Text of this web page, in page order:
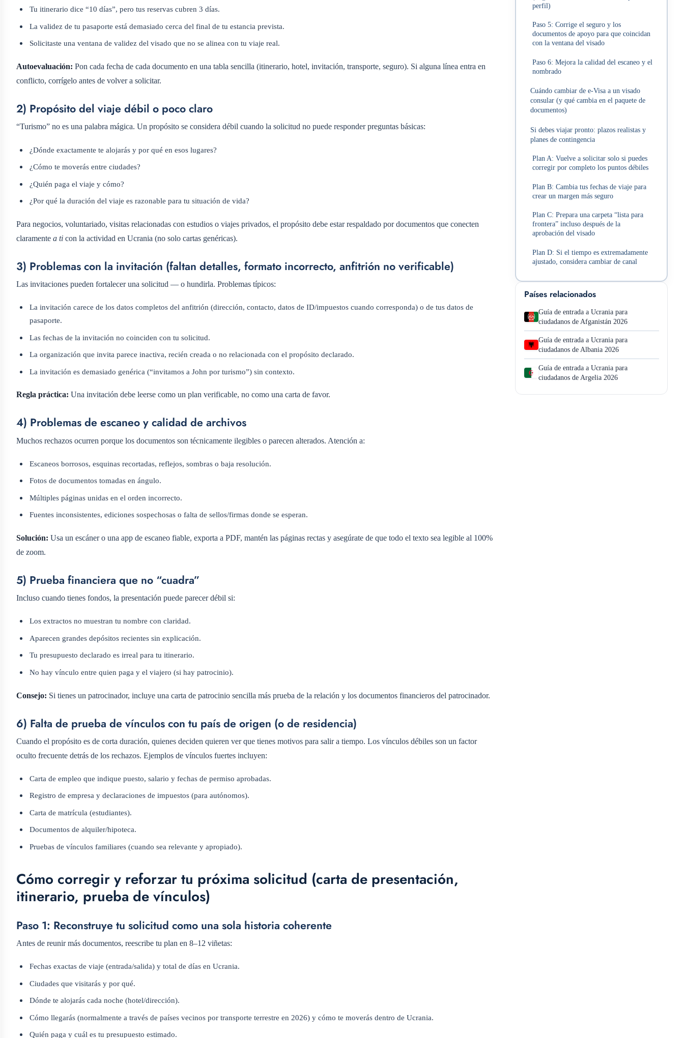
Tu itinerario dice “10 días”, pero tus reservas cubren 3 días.
La validez de tu pasaporte está demasiado cerca del final de tu estancia prevista.
Solicitaste una ventana de validez del visado que no se alinea con tu viaje real.
Autoevaluación: Pon cada fecha de cada documento en una tabla sencilla (itinerario, hotel, invitación, transporte, seguro). Si alguna línea entra en
conflicto, corrígelo antes de volver a solicitar.
2) Propósito del viaje débil o poco claro
“Turismo” no es una palabra mágica. Un propósito se considera débil cuando la solicitud no puede responder preguntas básicas:
¿Dónde exactamente te alojarás y por qué en esos lugares?
¿Cómo te moverás entre ciudades?
¿Quién paga el viaje y cómo?
¿Por qué la duración del viaje es razonable para tu situación de vida?
Para negocios, voluntariado, visitas relacionadas con estudios o viajes privados, el propósito debe estar respaldado por documentos que conecten
claramente a ti con la actividad en Ucrania (no solo cartas genéricas).
3) Problemas con la invitación (faltan detalles, formato incorrecto, anfitrión no verificable)
Las invitaciones pueden fortalecer una solicitud — o hundirla. Problemas típicos:
La invitación carece de los datos completos del anfitrión (dirección, contacto, datos de ID/impuestos cuando corresponda) o de tus datos de
pasaporte.
Las fechas de la invitación no coinciden con tu solicitud.
La organización que invita parece inactiva, recién creada o no relacionada con el propósito declarado.
La invitación es demasiado genérica (“invitamos a John por turismo”) sin contexto.
Regla práctica: Una invitación debe leerse como un plan verificable, no como una carta de favor.
4) Problemas de escaneo y calidad de archivos
Muchos rechazos ocurren porque los documentos son técnicamente ilegibles o parecen alterados. Atención a:
Escaneos borrosos, esquinas recortadas, reflejos, sombras o baja resolución.
Fotos de documentos tomadas en ángulo.
Múltiples páginas unidas en el orden incorrecto.
Fuentes inconsistentes, ediciones sospechosas o falta de sellos/firmas donde se esperan.
Solución: Usa un escáner o una app de escaneo fiable, exporta a PDF, mantén las páginas rectas y asegúrate de que todo el texto sea legible al 100%
de zoom.
5) Prueba financiera que no “cuadra”
Incluso cuando tienes fondos, la presentación puede parecer débil si:
Los extractos no muestran tu nombre con claridad.
Aparecen grandes depósitos recientes sin explicación.
Tu presupuesto declarado es irreal para tu itinerario.
No hay vínculo entre quien paga y el viajero (si hay patrocinio).
Consejo: Si tienes un patrocinador, incluye una carta de patrocinio sencilla más prueba de la relación y los documentos financieros del patrocinador.
6) Falta de prueba de vínculos con tu país de origen (o de residencia)
Cuando el propósito es de corta duración, quienes deciden quieren ver que tienes motivos para salir a tiempo. Los vínculos débiles son un factor
oculto frecuente detrás de los rechazos. Ejemplos de vínculos fuertes incluyen:
Carta de empleo que indique puesto, salario y fechas de permiso aprobadas.
Registro de empresa y declaraciones de impuestos (para autónomos).
Carta de matrícula (estudiantes).
Documentos de alquiler/hipoteca.
Pruebas de vínculos familiares (cuando sea relevante y apropiado).
Cómo corregir y reforzar tu próxima solicitud (carta de presentación,
itinerario, prueba de vínculos)
Paso 1: Reconstruye tu solicitud como una sola historia coherente
Antes de reunir más documentos, reescribe tu plan en 8–12 viñetas:
Fechas exactas de viaje (entrada/salida) y total de días en Ucrania.
Ciudades que visitarás y por qué.
Dónde te alojarás cada noche (hotel/dirección).
Cómo llegarás (normalmente a través de países vecinos por transporte terrestre en 2026) y cómo te moverás dentro de Ucrania.
Quién paga y cuál es tu presupuesto estimado.
perfil)
Paso 5: Corrige el seguro y los
documentos de apoyo para que coincidan
con la ventana del visado
Paso 6: Mejora la calidad del escaneo y el
nombrado
Cuándo cambiar de e‑Visa a un visado
consular (y qué cambia en el paquete de
documentos)
Si debes viajar pronto: plazos realistas y
planes de contingencia
Plan A: Vuelve a solicitar solo si puedes
corregir por completo los puntos débiles
Plan B: Cambia tus fechas de viaje para
crear un margen más seguro
Plan C: Prepara una carpeta “lista para
frontera” incluso después de la
aprobación del visado
Plan D: Si el tiempo es extremadamente
ajustado, considera cambiar de canal
Países relacionados
Guía de entrada a Ucrania para
ciudadanos de Afganistán 2026
Guía de entrada a Ucrania para
ciudadanos de Albania 2026
Guía de entrada a Ucrania para
ciudadanos de Argelia 2026